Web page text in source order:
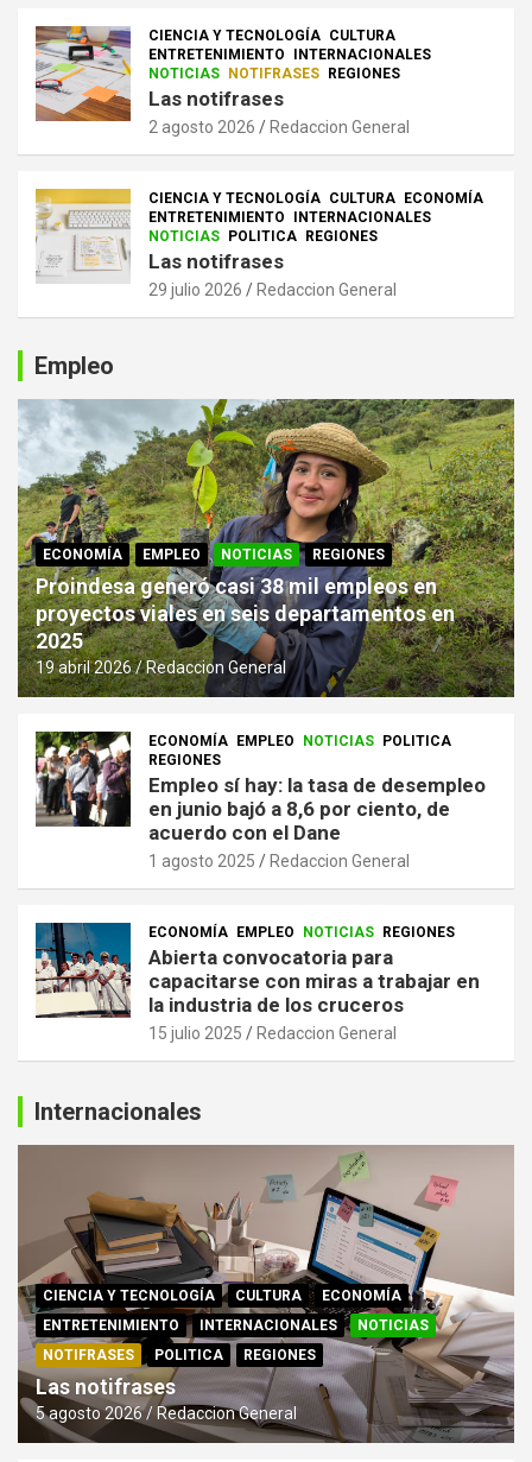
CIENCIA Y TECNOLOGÍA CULTURA
ENTRETENIMIENTO
INTERNACIONALES
NOTICIAS
NOTIFRASES REGIONES
Las notifrases
2 agosto 2026 Redaccion General
CIENCIA Y TECNOLOGÍA CULTURA
ECONOMÍA
ENTRETENIMIENTO
INTERNACIONALES
NOTICIAS
POLITICA REGIONES
Las notifrases
29 julio 2026 Redaccion General
Empleo
ECONOMÍA EMPLEO NOTICIAS REGIONES
Proindesa generó casi 38 mil empleos en
proyectos viales en seis departamentos en
2025
19 abril 2026 Redaccion General
ECONOMÍA EMPLEO NOTICIAS
POLITICA
REGIONES
Empleo sí hay: la tasa de desempleo
en junio bajó a 8,6 por ciento, de
acuerdo con el Dane
1 agosto 2025 Redaccion General
ECONOMÍA EMPLEO NOTICIAS REGIONES
Abierta convocatoria para
capacitarse con miras a trabajar en
la industria de los cruceros
15 julio 2025 Redaccion General
Internacionales
CIENCIA Y TECNOLOGÍA CULTURA
ECONOMÍA
ENTRETENIMIENTO
INTERNACIONALES
NOTICIAS
NOTIFRASES
POLITICA REGIONES
Las notifrases
5 agosto 2026 Redaccion General